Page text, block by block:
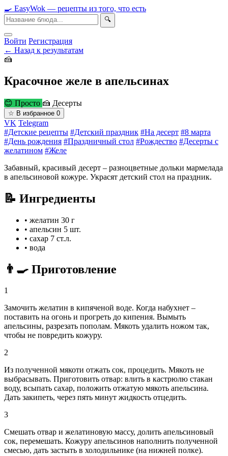
🍳 EasyWok — рецепты из того, что есть
🔍
Войти Регистрация
← Назад к результатам
🍰
Красочное желе в апельсинах
😊 Просто 🍰 Десерты
☆ В избранное 0
VK Telegram
#Детские рецепты #Детский праздник #На десерт #8 марта
#День рождения #Праздничный стол #Рождество #Десерты с
желатином #Желе
Забавный, красивый десерт – разноцветные дольки мармелада
в апельсиновой кожуре. Украсят детский стол на праздник.
📝 Ингредиенты
• желатин 30 г
• апельсин 5 шт.
• сахар 7 ст.л.
• вода
👨‍🍳 Приготовление
1
Замочить желатин в кипяченой воде. Когда набухнет –
поставить на огонь и прогреть до кипения. Вымыть
апельсины, разрезать пополам. Мякоть удалить ножом так,
чтобы не повредить кожуру.
2
Из полученной мякоти отжать сок, процедить. Мякоть не
выбрасывать. Приготовить отвар: влить в кастрюлю стакан
воду, всыпать сахар, положить отжатую мякоть апельсина.
Дать закипеть, через пять минут жидкость отцедить.
3
Смешать отвар и желатиновую массу, долить апельсиновый
сок, перемешать. Кожуру апельсинов наполнить полученной
смесью, дать застыть в холодильнике (на нижней полке).